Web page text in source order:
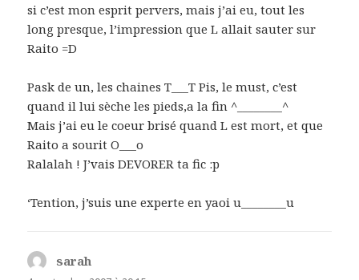
si c’est mon esprit pervers, mais j’ai eu, tout les
long presque, l’impression que L allait sauter sur
Raito =D
Pask de un, les chaines T___T Pis, le must, c’est
quand il lui sèche les pieds,a la fin ^________^
Mais j’ai eu le coeur brisé quand L est mort, et que
Raito a sourit O___o
Ralalah ! J’vais DEVORER ta fic :p
‘Tention, j’suis une experte en yaoi u________u
sarah